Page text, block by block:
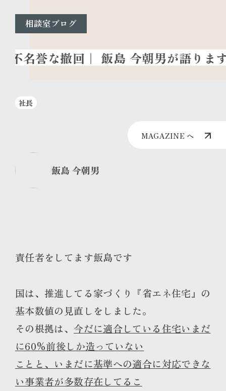
相談室ブログ
社長
MAGAZINE へ
飯島 今朝男
責任者をしてます飯島です
国は、推進してる家づくり『省エネ住宅』の
基本数値の見直しをしました。
その根拠は、今だに適合している住宅いまだ
に60%前後しか造っていない
ことと、いまだに基準への適合に対応できな
い事業者が多数存在してるこ